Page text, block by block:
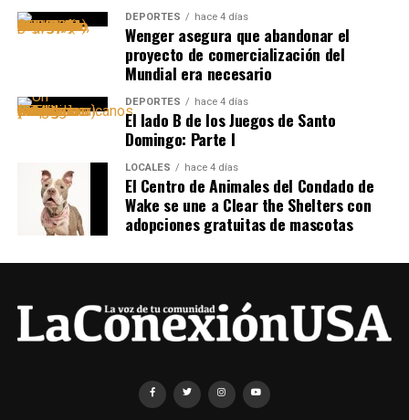
DEPORTES hace 4 días
Wenger asegura que abandonar el
proyecto de comercialización del
Mundial era necesario
DEPORTES hace 4 días
El lado B de los Juegos de Santo
Domingo: Parte I
LOCALES hace 4 días
El Centro de Animales del Condado de
Wake se une a Clear the Shelters con
adopciones gratuitas de mascotas